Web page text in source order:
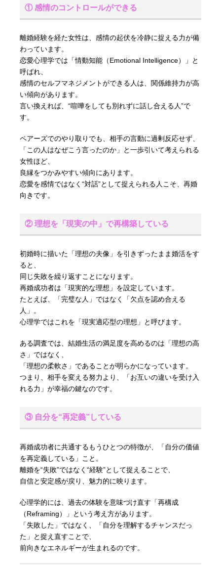
① 感情のコントロールができる
離婚経験を経た女性は、感情の起伏を冷静に捉える力が備
わっています。
恋愛心理学では「情動知能（Emotional Intelligence）」と
呼ばれ、
感情のセルフマネジメントができる人は、関係維持力が高
い傾向があります。
言い換えれば、“喧嘩をしても別れずに話し合える人”で
す。
ペアーズでのやり取りでも、相手の言動に過剰反応せず、
「この人はなぜこう言ったのか」と一歩引いて考えられる
女性ほど、
良縁をつかみやすい傾向にあります。
恋愛を感情ではなく“対話”として捉えられる人こそ、再婚
向きです。
② 理想を「現実の中」で再構築している
初婚時に描いた「理想の夫像」を引きずったまま婚活をす
ると、
同じ失敗を繰り返すことになります。
再婚成功者は「現実的な理想」を設定しています。
たとえば、「完璧な人」ではなく「欠点を認め合える
人」。
心理学ではこれを「現実適応型の理想」と呼びます。
ある調査では、結婚生活の満足度を高めるのは「理想の高
さ」ではなく、
「理想の柔軟さ」であることが明らかになっています。
つまり、相手を変える努力より、「お互いの違いを受け入
れる力」が幸福の鍵なのです。
③ 自分を“再定義”している
再婚成功者に共通するもうひとつの特徴が、「自分の価値
を再定義している」こと。
離婚を“失敗”ではなく“経験”として捉えることで、
自信と安定感が戻り、魅力的に映ります。
心理学的には、過去の体験を意味づけ直す「再構成
（Reframing）」という考え方があります。
「失敗した」ではなく、「自分を理解するチャンスだっ
た」と捉え直すことで、
前向きなエネルギーが生まれるのです。